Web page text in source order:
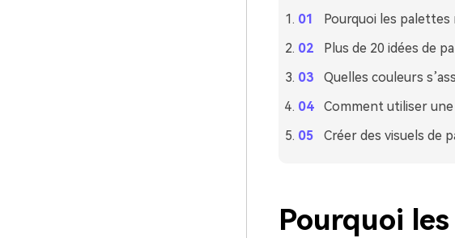
Pourquoi les
Plus de 20 idées de
Quelles couleurs
Comment utiliser
Créer des visuels de
Pourquoi